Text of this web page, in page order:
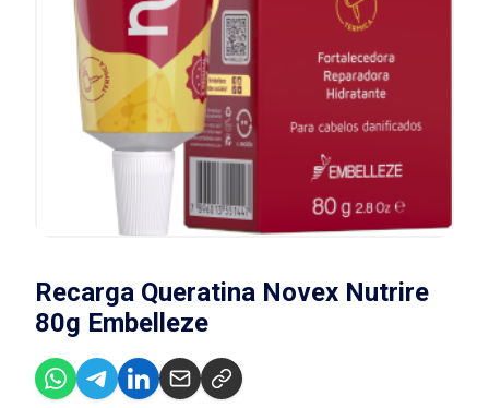
Recarga Queratina Novex Nutrire
80g Embelleze